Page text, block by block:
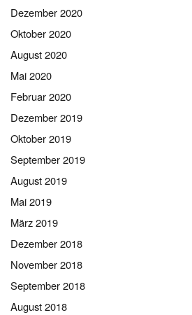
Dezember 2020
Oktober 2020
August 2020
Mai 2020
Februar 2020
Dezember 2019
Oktober 2019
September 2019
August 2019
Mai 2019
März 2019
Dezember 2018
November 2018
September 2018
August 2018